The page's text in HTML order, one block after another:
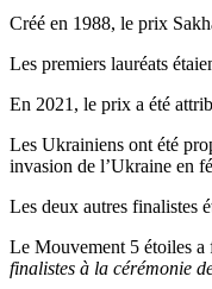
Créé en 1988, le prix
Les premiers lauréats
En 2021, le prix a été
Les Ukrainiens ont été
invasion de l’Ukraine en
Les deux autres finalistes
Le Mouvement 5 étoiles a
finalistes à la cérémonie